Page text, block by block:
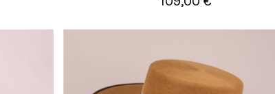
Añadir al carrito